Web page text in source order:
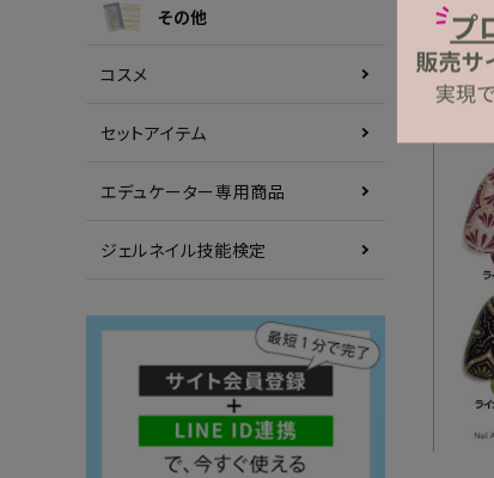
その他
コスメ
セットアイテム
エデュケーター専用商品
ジェルネイル技能検定